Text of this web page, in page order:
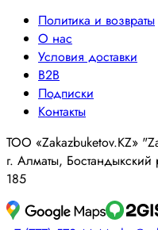
Политика и возвраты
О нас
Условия доставки
B2B
Подписки
Контакты
ТОО «Zakazbuketov.KZ»
г. Алматы,
185